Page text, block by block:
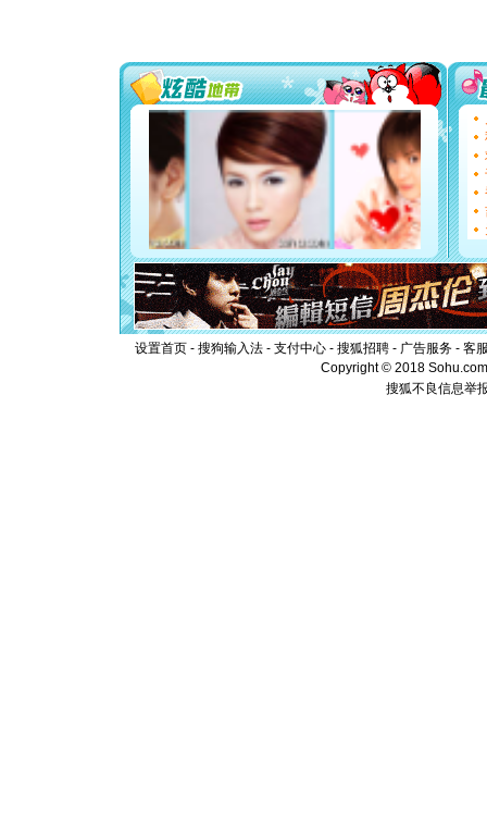
都要快乐
[圣诞节]
如意,快
[元旦]
看
断电。
你是我
[元旦]
如
起；二
离。水
[元旦]
当
泣，这
卖了。水
[春节]风
颜！冬去
道一声平
[春节] 传
片叶子是
送你一棵
设置首页 - 搜狗输入法 - 支付中心 - 搜狐招聘 - 广告服务 - 客
Copyright © 2018
搜狐不良信息举